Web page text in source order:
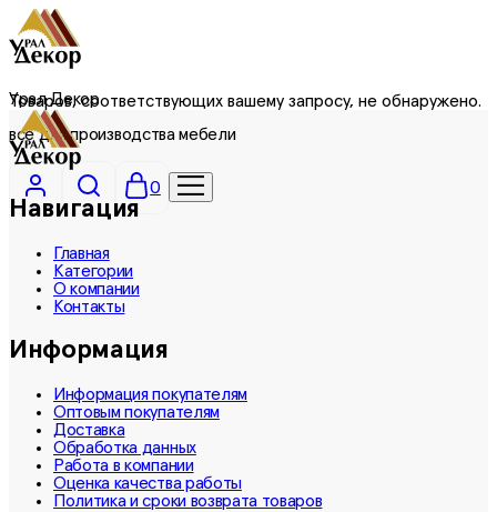
Урал Декор
все для производства мебели
0
Товаров, соответствующих вашему запросу, не обнаружено.
Навигация
Главная
Категории
О компании
Контакты
Информация
Информация покупателям
Оптовым покупателям
Доставка
Обработка данных
Работа в компании
Оценка качества работы
Политика и сроки возврата товаров